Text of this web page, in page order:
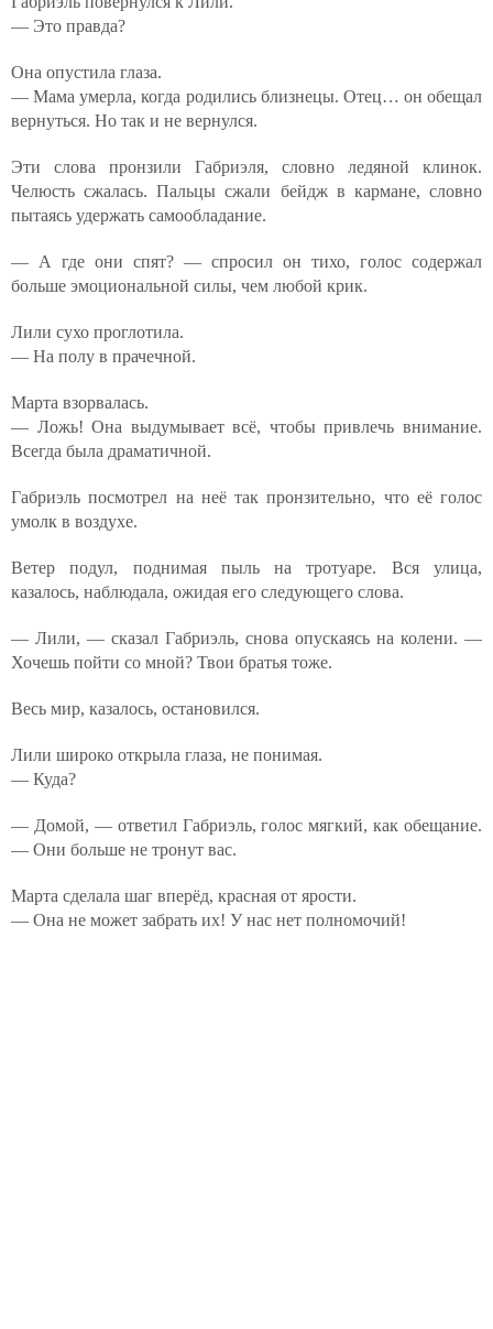
— Это правда?
Она опустила глаза.
— Мама умерла, когда родились близнецы. Отец… он обещал
вернуться. Но так и не вернулся.
Эти слова пронзили Габриэля, словно ледяной клинок.
Челюсть сжалась. Пальцы сжали бейдж в кармане, словно
пытаясь удержать самообладание.
— А где они спят? — спросил он тихо, голос содержал
больше эмоциональной силы, чем любой крик.
Лили сухо проглотила.
— На полу в прачечной.
Марта взорвалась.
— Ложь! Она выдумывает всё, чтобы привлечь внимание.
Всегда была драматичной.
Габриэль посмотрел на неё так пронзительно, что её голос
умолк в воздухе.
Ветер подул, поднимая пыль на тротуаре. Вся улица,
казалось, наблюдала, ожидая его следующего слова.
— Лили, — сказал Габриэль, снова опускаясь на колени. —
Хочешь пойти со мной? Твои братья тоже.
Весь мир, казалось, остановился.
Лили широко открыла глаза, не понимая.
— Куда?
— Домой, — ответил Габриэль, голос мягкий, как обещание.
— Они больше не тронут вас.
Марта сделала шаг вперёд, красная от ярости.
— Она не может забрать их! У нас нет полномочий!